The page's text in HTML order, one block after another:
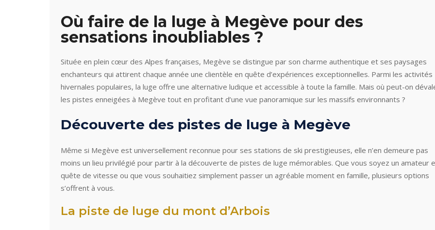
Où faire de la luge à Megève pour des
sensations inoubliables ?
Située en plein cœur des Alpes françaises, Megève se distingue par son charme authentique et ses paysages
enchanteurs qui attirent chaque année une clientèle en quête d’expériences exceptionnelles. Parmi les activités
hivernales populaires, la luge offre une alternative ludique et accessible à toute la famille. Mais où peut-on
les pistes enneigées à Megève tout en profitant d’une vue panoramique sur les massifs environnants ?
Découverte des pistes de luge à Megève
Même si Megève est universellement reconnue pour ses stations de ski prestigieuses, elle n’en demeure pas
moins un lieu privilégié pour partir à la découverte de pistes de luge mémorables. Que vous soyez un amateur
quête de vitesse ou que vous souhaitiez simplement passer un agréable moment en famille, plusieurs options
s’offrent à vous.
La piste de luge du mont d’Arbois